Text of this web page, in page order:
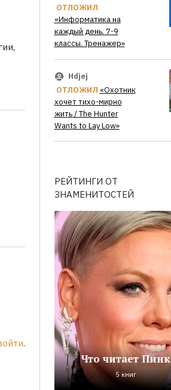
.
ОТЛОЖИЛ
«Информатика на
каждый день. 7-9
классы. Тренажер»
Hdjej
ОТЛОЖИЛ «Охотник
хочет тихо-мирно
жить / The Hunter
Wants to Lay Low»
РЕЙТИНГИ ОТ
ЗНАМЕНИТОСТЕЙ
Что читает Пинк
5 книг